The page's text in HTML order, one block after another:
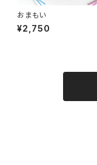
おまもい
¥2,750